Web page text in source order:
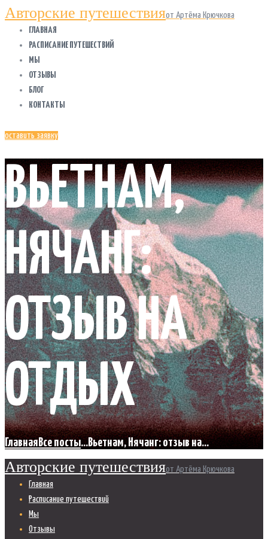
Авторские путешествияот Артёма Крючкова
ГЛАВНАЯ
РАСПИСАНИЕ ПУТЕШЕСТВИЙ
МЫ
ОТЗЫВЫ
БЛОГ
КОНТАКТЫ
оставить заявку
ВЬЕТНАМ,
НЯЧАНГ:
ОТЗЫВ НА
ОТДЫХ
ГлавнаяВсе посты...Вьетнам, Нячанг: отзыв на...
Авторские путешествияот Артёма Крючкова
Главная
Расписание путешествий
Мы
Отзывы